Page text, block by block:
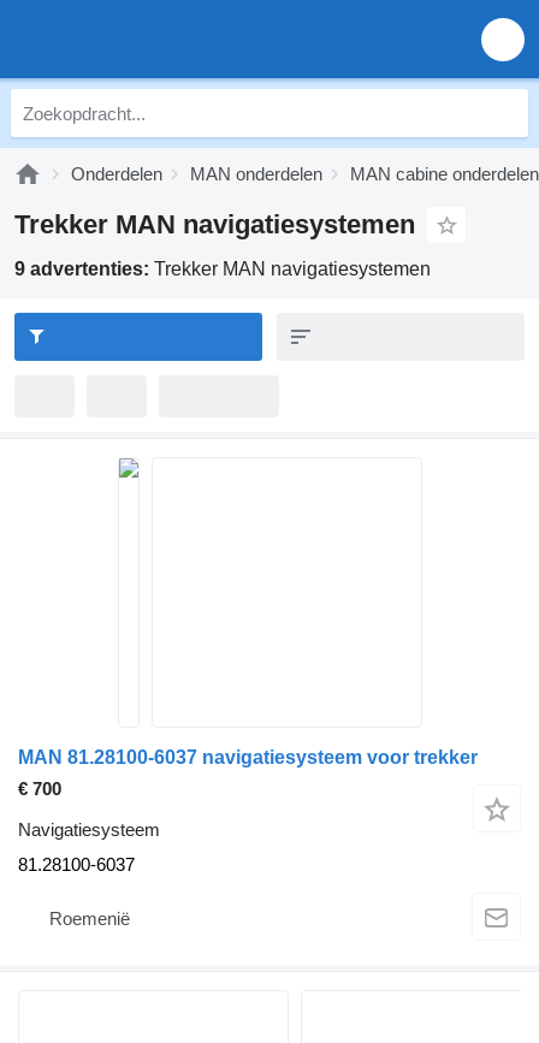
Onderdelen MAN onderdelen MAN cabine onderdelen
Trekker MAN navigatiesystemen
9 advertenties: Trekker MAN navigatiesystemen
MAN 81.28100-6037 navigatiesysteem voor trekker
€ 700
Navigatiesysteem
81.28100-6037
Roemenië